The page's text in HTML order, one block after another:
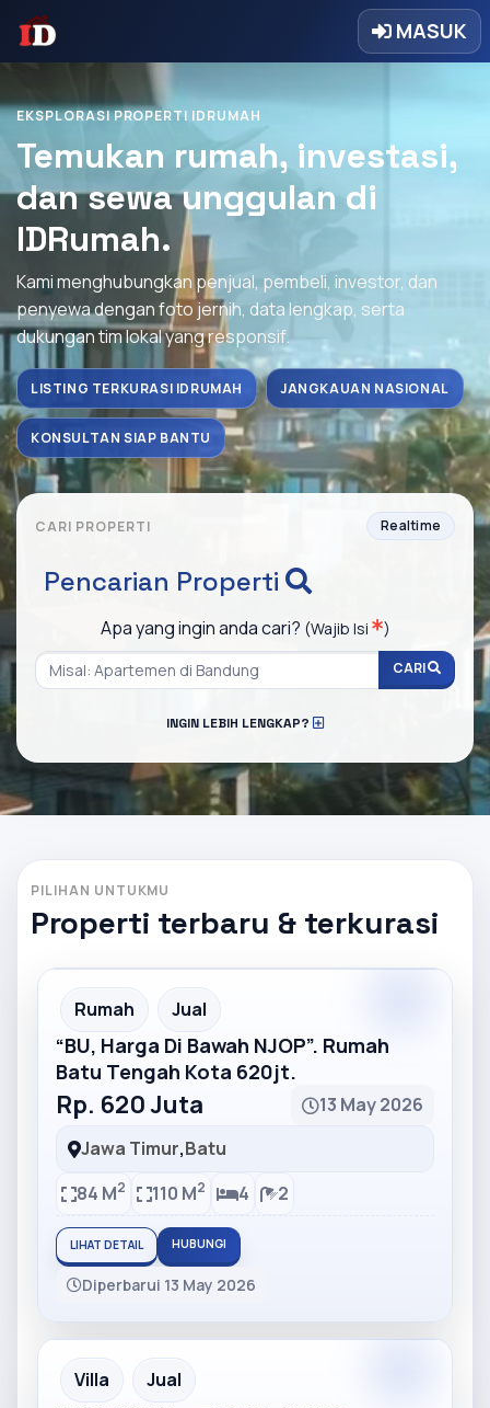
MASUK
EKSPLORASI PROPERTI IDRUMAH
Temukan rumah, investasi,
dan sewa unggulan di
IDRumah.
Kami menghubungkan penjual, pembeli, investor, dan
penyewa dengan foto jernih, data lengkap, serta
dukungan tim lokal yang responsif.
LISTING TERKURASI IDRUMAH JANGKAUAN NASIONAL
KONSULTAN SIAP BANTU
CARI PROPERTI Realtime
Pencarian Properti
Apa yang ingin anda cari? (Wajib Isi )
CARI
INGIN LEBIH LENGKAP?
PILIHAN UNTUKMU
Properti terbaru & terkurasi
Partner Ad
Rumah Jual
“BU, Harga Di Bawah NJOP”. Rumah
Batu Tengah Kota 620jt.
Rp. 620 Juta
13 May 2026
Jawa Timur,Batu
84 M2 110 M2 4 2
LIHAT DETAIL HUBUNGI
Diperbarui 13 May 2026
Partner Ad
Villa Jual